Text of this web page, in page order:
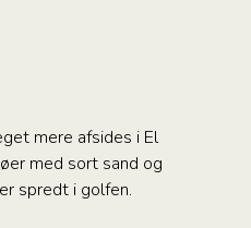
mere afsides i El
med sort sand og
spredt i golfen.